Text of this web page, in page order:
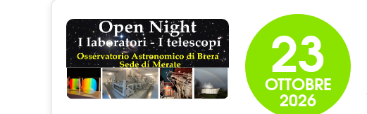
23
OTTOBRE
2026